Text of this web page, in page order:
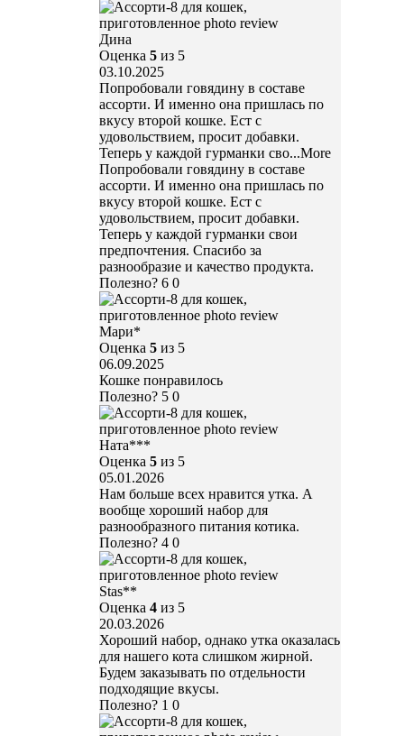
Дина
Оценка 5 из 5
03.10.2025
Попробовали говядину в составе
ассорти. И именно она пришлась по
вкусу второй кошке. Ест с
удовольствием, просит добавки.
Теперь у каждой гурманки сво...More
Попробовали говядину в составе
ассорти. И именно она пришлась по
вкусу второй кошке. Ест с
удовольствием, просит добавки.
Теперь у каждой гурманки свои
предпочтения. Спасибо за
разнообразие и качество продукта.
Полезно? 6 0
Мари*
Оценка 5 из 5
06.09.2025
Кошке понравилось
Полезно? 5 0
Ната***
Оценка 5 из 5
05.01.2026
Нам больше всех нравится утка. А
вообще хороший набор для
разнообразного питания котика.
Полезно? 4 0
Stas**
Оценка 4 из 5
20.03.2026
Хороший набор, однако утка оказалась
для нашего кота слишком жирной.
Будем заказывать по отдельности
подходящие вкусы.
Полезно? 1 0